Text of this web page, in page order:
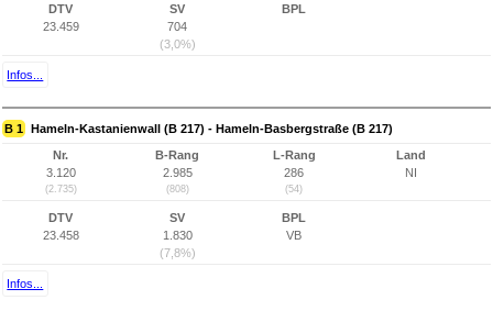
DTV
23.459
SV
704
(3,0%)
BPL
Infos...
B 1 Hameln-Kastanienwall (B 217) - Hameln-Basbergstraße (B 217)
Nr.
3.120
(2.735)
B-Rang
2.985
(808)
L-Rang
286
(54)
Land
NI
DTV
23.458
SV
1.830
(7,8%)
BPL
VB
Infos...